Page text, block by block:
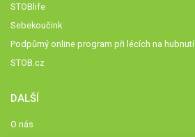
STOBlife
Sebekoučink
Podpůrný online program při lécích na hubnutí
STOB.cz
DALŠÍ
O nás